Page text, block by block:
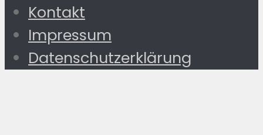
Kontakt
Impressum
Datenschutzerklärung